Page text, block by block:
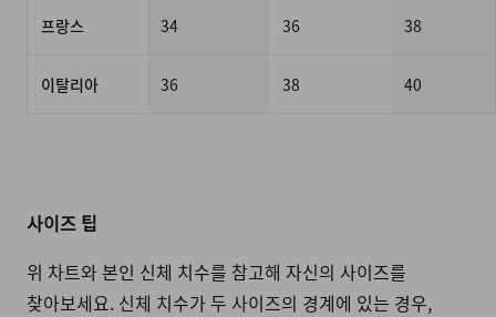
프랑스 34 36 38
이탈리아 36 38 40
사이즈 팁
위 차트와 본인 신체 치수를 참고해 자신의 사이즈를
찾아보세요. 신체 치수가 두 사이즈의 경계에 있는 경우,